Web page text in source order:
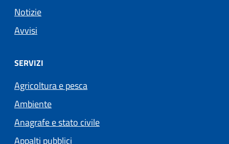
Notizie
Avvisi
SERVIZI
Agricoltura e pesca
Ambiente
Anagrafe e stato civile
Appalti pubblici